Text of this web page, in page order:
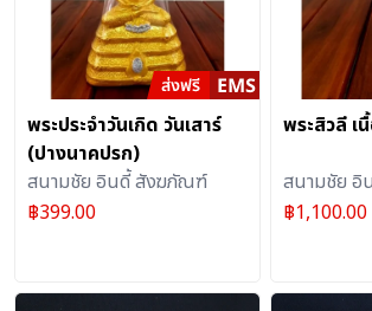
พระประจำวันเกิด วันเสาร์
(ปางนาคปรก)
สนามชัย อินดี้ สังฆภัณฑ์
฿399.00
พระสิวลี เ
สนามชัย
฿1,100.00